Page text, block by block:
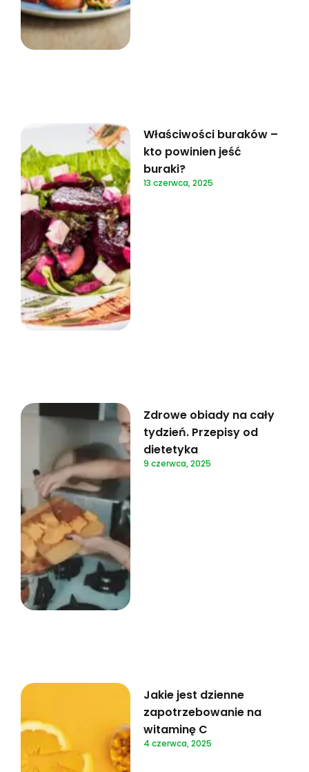
Właściwości buraków –
kto powinien jeść
buraki?
13 czerwca, 2025
Zdrowe obiady na cały
tydzień. Przepisy od
dietetyka
9 czerwca, 2025
Jakie jest dzienne
zapotrzebowanie na
witaminę C
4 czerwca, 2025